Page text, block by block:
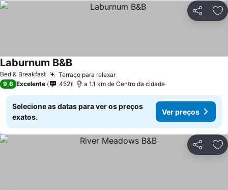
Partilhar
Bed & Breakfast Terraço para relaxarVer preços
Laburnum B&BVer preços
9,6 Excelente 452 a 1.1 km de Centro da cidade
Selecione as datas para ver os preços
exatos.
Ver preços
Partilhar